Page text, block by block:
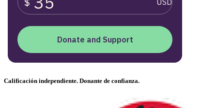
Calificación independiente. Donante de confianza.